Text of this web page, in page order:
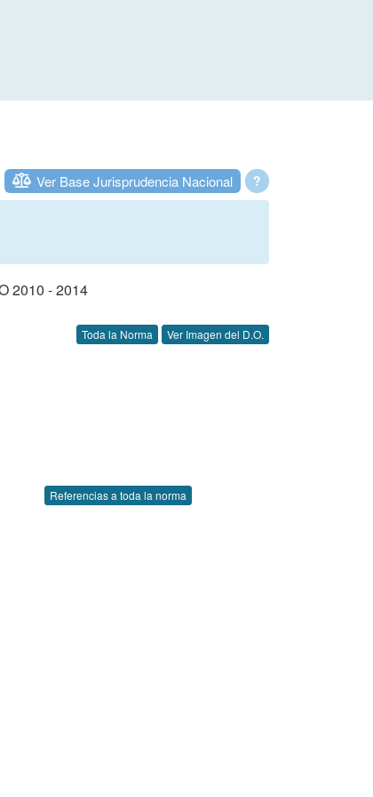
?
Ver Base Jurisprudencia Nacional
2010 - 2014
Toda la Norma Ver Imagen del D.O.
Referencias a toda la norma